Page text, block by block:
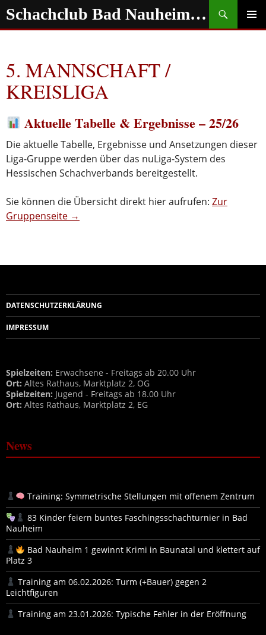
Zum
Inhalt
Schachclub Bad Nauheim e.V.
Suchen
5. MANNSCHAFT /
KREISLIGA
Aktuelle Tabelle & Ergebnisse – 25/26
Die aktuelle Tabelle, Ergebnisse und Ansetzungen dieser
Liga-Gruppe werden über das nuLiga-System des
Hessischen Schachverbands bereitgestellt.
Sie können die Übersicht direkt hier aufrufen: Zur
Gruppenseite →
DATENSCHUTZERKLÄRUNG
IMPRESSUM
Spielzeiten: Erwachsene - Freitags ab 20.00 Uhr
Ort: Altes Rathaus, Marktplatz 2, OG
Spielzeiten: Jugend - Freitags ab 18.00 Uhr
Ort: Altes Rathaus, Marktplatz 2, EG
News
Training: Symmetrische Stellungen mit offenem Zentrum
83 Kinder feiern buntes Faschingsschachturnier in Bad
Nauheim
Bad Nauheim 1 gewinnt Krimi in Baunatal und klettert auf
Platz 3
Training am 06.02.2026: Turm (+Bauer) gegen 2
Leichtfiguren
Training am 23.01.2026: Typische Fehler in der Eröffnung